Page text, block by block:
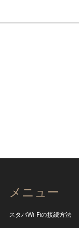
メニュー
スタバWi-Fiの接続方法